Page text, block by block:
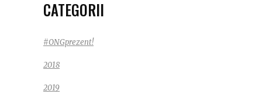
CATEGORII
#ONGprezent!
2018
2019